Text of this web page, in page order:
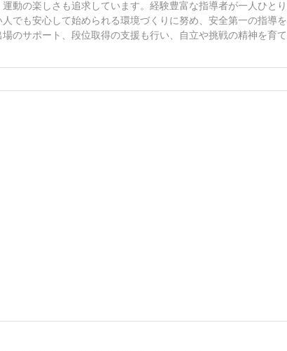
運動の楽しさも追求しています。経験豊富な指導者が一人ひと
でも安心して始められる環境づくりに努め、安全第一の指導
のサポート、段位取得の支援も行い、自立や挑戦の精神を育